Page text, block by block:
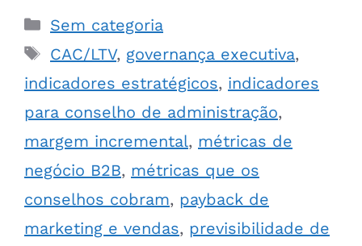
Sem categoria
CAC/LTV, governança executiva,
indicadores estratégicos, indicadores
para conselho de administração,
margem incremental, métricas de
negócio B2B, métricas que os
conselhos cobram, payback de
marketing e vendas, previsibilidade de